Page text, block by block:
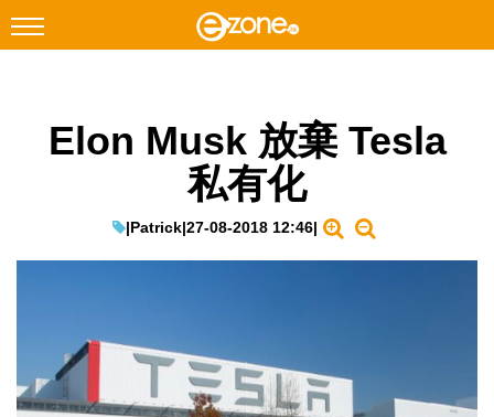
Facebook Instagram
遊戲動漫
EduTech
IT Times
Elon Musk 放棄 Tesla
私有化
|Patrick|27-08-2018 12:46|